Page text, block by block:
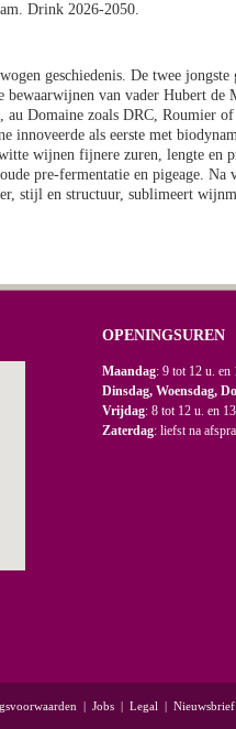
Drink 2026-2050.
geschiedenis. De twee
van vader Hubert de
Domaine zoals DRC, Roumier
innoveerde als eerste met
wijnen fijnere zuren, lengte en
pre-fermentatie en pigeage.
stijl en structuur, sublimeert
OPENINGSUREN
Maandag: 9 tot 12 u. en
Dinsdag, Woensdag,
Vrijdag: 8 tot 12 u. en
Zaterdag: liefst na
| Jobs | Legal | Nieuwsbrief